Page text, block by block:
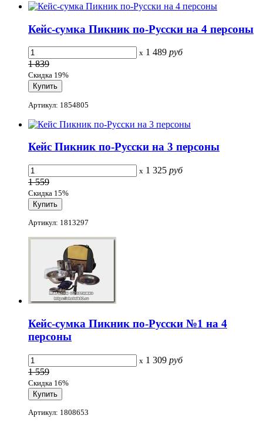
Кейс-сумка Пикник по-Русски на 4 персоны
x 1 489 руб
1 839
Скидка 19%
Артикул: 1854805
Кейс Пикник по-Русски на 3 персоны
x 1 325 руб
1 559
Скидка 15%
Артикул: 1813297
Кейс-сумка Пикник по-Русски №1 на 4
персоны
x 1 309 руб
1 559
Скидка 16%
Артикул: 1808653